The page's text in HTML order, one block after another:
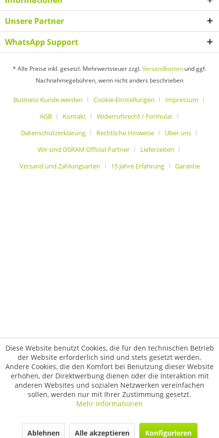
Unsere Partner
WhatsApp Support
* Alle Preise inkl. gesetzl. Mehrwertsteuer zzgl.Versandkosten und ggf.
Nachnahmegebühren, wenn nicht anders beschrieben
Business Kunde werden Cookie-Einstellungen
Impressum
AGB
Kontakt
Widerrufsrecht / Formular
Datenschutzerklärung
Rechtliche Hinweise
Über uns
Wir sind OSRAM Official Partner
Lieferzeiten
Versand und Zahlungsarten
15 Jahre Erfahrung Garantie
Diese Website benutzt Cookies, die für den technischen Betrieb
der Website erforderlich sind und stets gesetzt werden.
Andere Cookies, die den Komfort bei Benutzung dieser Website
erhöhen, der Direktwerbung dienen oder die Interaktion mit
anderen Websites und sozialen Netzwerken vereinfachen
sollen, werden nur mit Ihrer Zustimmung gesetzt.
Mehr Informationen
Ablehnen Alle akzeptieren Konfigurieren